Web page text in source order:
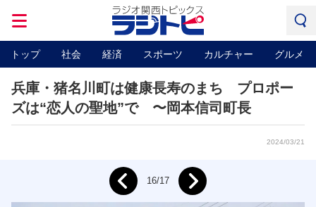
トップ 社会 経済 スポーツ カルチャー グルメ
兵庫・猪名川町は健康長寿のまち プロポー
ズは“恋人の聖地”で 〜岡本信司町長
2024/03/21
Prev 16/17 Next